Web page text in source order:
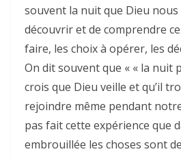
souvent la nuit que Dieu
découvrir et de comprendre
faire, les choix à opérer, les
On dit souvent que « « la nuit
crois que Dieu veille et qu’il
rejoindre même pendant
pas fait cette expérience que
embrouillée les choses sont